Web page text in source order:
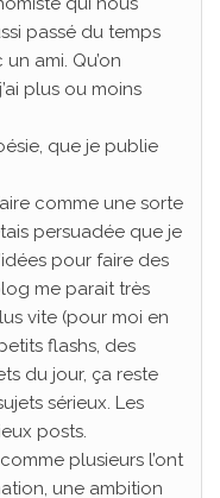
passé du temps
ami. Qu’on
plus ou moins
que je publie
comme une sorte
persuadée que je
pour faire des
me parait très
vite (pour moi en
flashs, des
du jour, ça reste
sérieux. Les
posts.
plusieurs l’ont
une ambition